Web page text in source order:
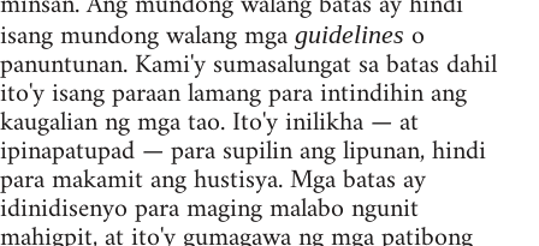
isang mundong walang mga guidelines o
panuntunan. Kami'y sumasalungat sa batas dahil
ito'y isang paraan lamang para intindihin ang
kaugalian ng mga tao. Ito'y inilikha — at
ipinapatupad — para supilin ang lipunan, hindi
para makamit ang hustisya. Mga batas ay
idinidisenyo para maging malabo ngunit